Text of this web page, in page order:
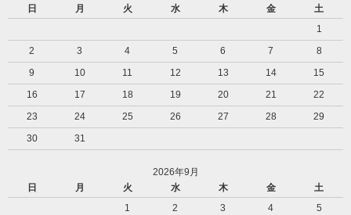
日
月 火 水 木 金
土
1
2
3 4 5 6 7
8
9
10 11 12 13 14
15
16
17 18 19 20 21
22
23
24 25 26 27 28
29
30
31
2026年9月
日
月 火 水 木 金
土
1
2 3 4
5